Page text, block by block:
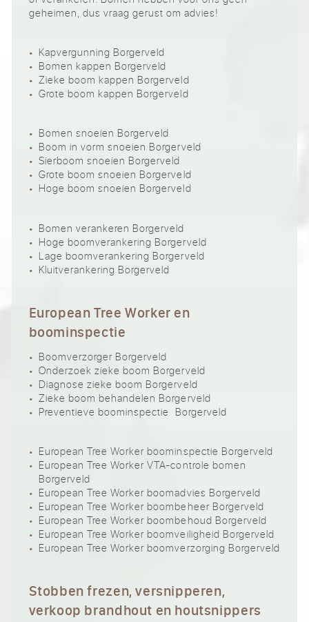
geheimen, dus vraag gerust om advies!
Kapvergunning Borgerveld
Bomen kappen Borgerveld
Zieke boom kappen Borgerveld
Grote boom kappen Borgerveld
Bomen snoeien Borgerveld
Boom in vorm snoeien Borgerveld
Sierboom snoeien Borgerveld
Grote boom snoeien Borgerveld
Hoge boom snoeien Borgerveld
Bomen verankeren Borgerveld
Hoge boomverankering Borgerveld
Lage boomverankering Borgerveld
Kluitverankering Borgerveld
European Tree Worker en
boominspectie
Boomverzorger Borgerveld
Onderzoek zieke boom Borgerveld
Diagnose zieke boom Borgerveld
Zieke boom behandelen Borgerveld
Preventieve boominspectie Borgerveld
European Tree Worker boominspectie Borgerveld
European Tree Worker VTA-controle bomen
Borgerveld
European Tree Worker boomadvies Borgerveld
European Tree Worker boombeheer Borgerveld
European Tree Worker boombehoud Borgerveld
European Tree Worker boomveiligheid Borgerveld
European Tree Worker boomverzorging Borgerveld
Stobben frezen, versnipperen,
verkoop brandhout en houtsnippers